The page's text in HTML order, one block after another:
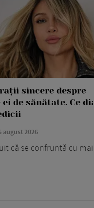
sincere despre
de sănătate. Ce
august 2026
că se confruntă cu